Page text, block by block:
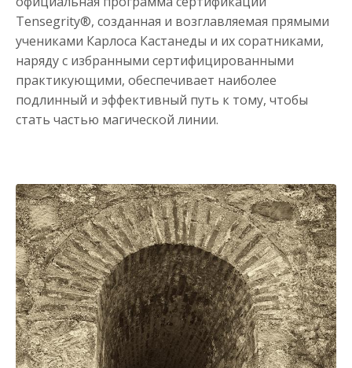
Tensegrity®, созданная и возглавляемая прямыми
учениками Карлоса Кастанеды и их соратниками,
наряду с избранными сертифицированными
практикующими, обеспечивает наиболее
подлинный и эффективный путь к тому, чтобы
стать частью магической линии.